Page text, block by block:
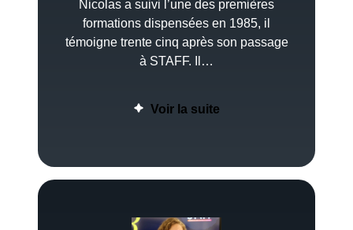
Nicolas a suivi l’une des premières
formations dispensées en 1985, il
témoigne trente cinq après son passage
à STAFF. Il…
Voir la suite